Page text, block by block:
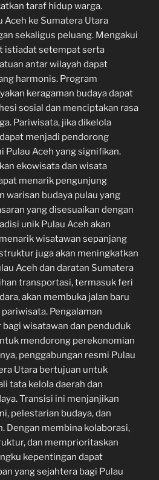
taraf hidup warga.
Aceh ke Sumatera Utara
sekaligus peluang. Mengakui
istiadat setempat serta
antar wilayah dapat
harmonis. Program
keragaman budaya dapat
sosial dan menciptakan rasa
Pariwisata, jika dikelola
menjadi pendorong
Pulau Aceh yang signifikan.
ekowisata dan wisata
menarik pengunjung
warisan budaya pulau yang
yang disesuaikan dengan
unik Pulau Aceh akan
wisatawan sepanjang
juga akan meningkatkan
Aceh dan daratan Sumatera
transportasi, termasuk feri
akan membuka jalan baru
Pengalaman
bagi wisatawan dan penduduk
mendorong perekonomian
penggabungan resmi Pulau
Utara bertujuan untuk
tata kelola daerah dan
Transisi ini menjanjikan
pelestarian budaya, dan
Dengan membina kolaborasi,
dan memprioritaskan
kepentingan dapat
yang sejahtera bagi Pulau